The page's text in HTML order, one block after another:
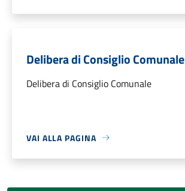
Delibera di Consiglio Comunale
Delibera di Consiglio Comunale
VAI ALLA PAGINA